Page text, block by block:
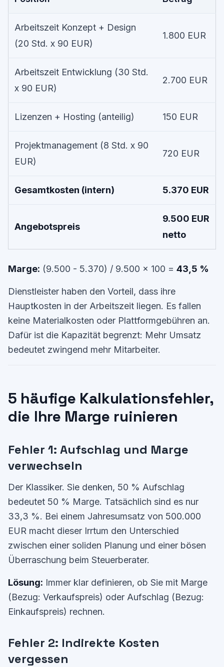
Arbeitszeit Konzept + Design
(20 Std. x 90 EUR)
1.800 EUR
Arbeitszeit Entwicklung (30 Std.
x 90 EUR)
2.700 EUR
Lizenzen + Hosting (anteilig) 150 EUR
Projektmanagement (8 Std. x 90
EUR)
720 EUR
Gesamtkosten (intern) 5.370 EUR
Angebotspreis
9.500 EUR
netto
Marge: (9.500 - 5.370) / 9.500 x 100 = 43,5 %
Dienstleister haben den Vorteil, dass ihre
Hauptkosten in der Arbeitszeit liegen. Es fallen
keine Materialkosten oder Plattformgebühren an.
Dafür ist die Kapazität begrenzt: Mehr Umsatz
bedeutet zwingend mehr Mitarbeiter.
5 häufige Kalkulationsfehler,
die Ihre Marge ruinieren
Fehler 1: Aufschlag und Marge
verwechseln
Der Klassiker. Sie denken, 50 % Aufschlag
bedeutet 50 % Marge. Tatsächlich sind es nur
33,3 %. Bei einem Jahresumsatz von 500.000
EUR macht dieser Irrtum den Unterschied
zwischen einer soliden Planung und einer bösen
Überraschung beim Steuerberater.
Lösung: Immer klar definieren, ob Sie mit Marge
(Bezug: Verkaufspreis) oder Aufschlag (Bezug:
Einkaufspreis) rechnen.
Fehler 2: Indirekte Kosten
vergessen